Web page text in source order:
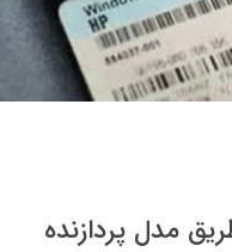
مدل پردازنده